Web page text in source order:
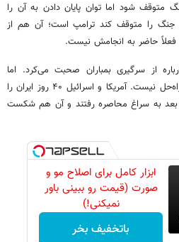
متوقف شود اما توان پایان دادن به آن را
جنگ را متوقف کند ترامپ است؛ آن هم از
فعلاً حاضر به انجامش نیست.
از سرگیری بمباران صحبت می‌کرد. اما
خودش هم می‌داند بمباران دوباره راه‌حل نیست. آمریکا و اسرائیل ۴۰ روز ایران را
بعد به سراغ محاصره رفتند و آن هم شکست
ابزار کامل برای اصلاح مو و
صورت (قیمت رو ببینی باور
نمیکنی!)
باتخفیف بخر